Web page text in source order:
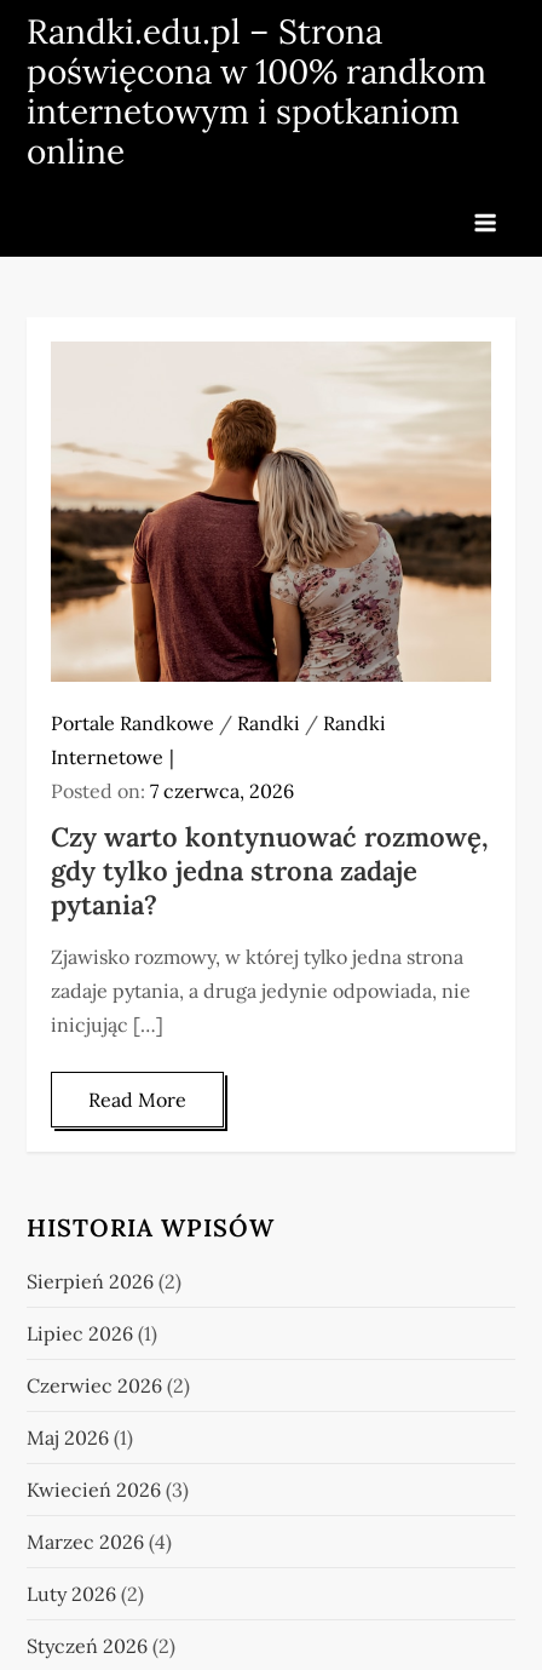
Skip
content
Randki.edu.pl – Strona
poświęcona w 100% randkom
internetowym i spotkaniom
online
Portale Randkowe / Randki / Randki
Internetowe
Posted on:7 czerwca, 2026
Czy warto kontynuować rozmowę,
gdy tylko jedna strona zadaje
pytania?
Zjawisko rozmowy, w której tylko jedna strona
zadaje pytania, a druga jedynie odpowiada, nie
inicjując […]
Read More
HISTORIA WPISÓW
Sierpień 2026 (2)
Lipiec 2026 (1)
Czerwiec 2026 (2)
Maj 2026 (1)
Kwiecień 2026 (3)
Marzec 2026 (4)
Luty 2026 (2)
Styczeń 2026 (2)